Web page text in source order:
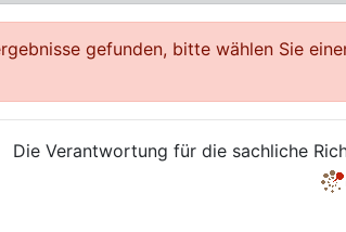
gefunden, bitte wählen Sie
Die Verantwortung für die sachliche